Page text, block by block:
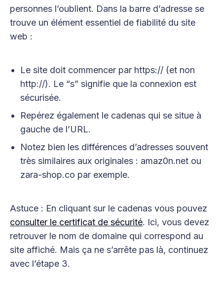
personnes l’oublient. Dans la barre d’adresse se
trouve un élément essentiel de fiabilité du site
web :
Le site doit commencer par https:// (et non
http://). Le “s” signifie que la connexion est
sécurisée.
Repérez également le cadenas qui se situe à
gauche de l’URL.
Notez bien les différences d’adresses souvent
très similaires aux originales : amaz0n.net ou
zara-shop.co par exemple.
Astuce : En cliquant sur le cadenas vous pouvez
consulter le certificat de sécurité. Ici, vous devez
retrouver le nom de domaine qui correspond au
site affiché. Mais ça ne s’arrête pas là, continuez
avec l’étape 3.